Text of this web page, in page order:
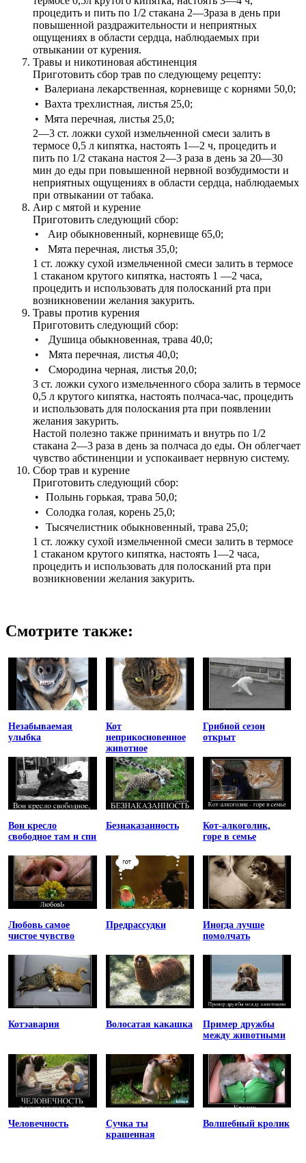
процедить и пить по 1/2 стакана 2—Зраза в день при
повышенной раздражительности и неприятных
ощущениях в области сердца, наблюдаемых при
отвыкании от курения.
Травы и никотиновая абстиненция
Приготовить сбор трав по следующему рецепту:
• Валериана лекарственная, корневище с корнями 50,0;
• Вахта трехлистная, листья 25,0;
• Мята перечная, листья 25,0;
2—3 ст. ложки сухой измельченной смеси залить в
термосе 0,5 л кипятка, настоять 1—2 ч, процедить и
пить по 1/2 стакана настоя 2—3 раза в день за 20—30
мин до еды при повышенной нервной возбудимости и
неприятных ощущениях в области сердца, наблюдаемых
при отвыкании от табака.
Аир с мятой и курение
Приготовить следующий сбор:
•
Аир обыкновенный, корневище 65,0;
•
Мята перечная, листья 35,0;
1 ст. ложку сухой измельченной смеси залить в термосе
1 стаканом крутого кипятка, настоять 1 —2 часа,
процедить и использовать для полосканий рта при
возникновении желания закурить.
Травы против курения
Приготовить следующий сбор:
•
Душица обыкновенная, трава 40,0;
•
Мята перечная, листья 40,0;
•
Смородина черная, листья 20,0;
3 ст. ложки сухого измельченного сбора залить в термосе
0,5 л крутого кипятка, настоять полчаса-час, процедить
и использовать для полоскания рта при появлении
желания закурить.
Настой полезно также принимать и внутрь по 1/2
стакана 2—3 раза в день за полчаса до еды. Он облегчает
чувство абстиненции и успокаивает нервную систему.
Сбор трав и курение
Приготовить следующий сбор:
•
Полынь горькая, трава 50,0;
•
Солодка голая, корень 25,0;
•
Тысячелистник обыкновенный, трава 25,0;
1 ст. ложку сухой измельченной смеси залить в термосе
1 стаканом крутого кипятка, настоять 1—2 часа,
процедить и использовать для полосканий рта при
возникновении желания закурить.
Смотрите также:
Незабываемая
улыбка
Кот
неприкосновенное
животное
Грибной сезон
открыт
Вон кресло
свободное там и спи
Безнаказанность
Кот-алкоголик,
горе в семье
Любовь самое
чистое чувство
Предрассудки
Иногда лучше
помолчать
Котэавария Волосатая какашка
Пример дружбы
между животными
Человечность
Сучка ты
крашенная
Волшебный кролик